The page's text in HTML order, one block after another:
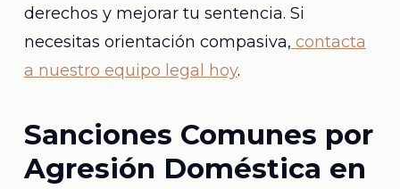
derechos y mejorar tu sentencia. Si
necesitas orientación compasiva, contacta
a nuestro equipo legal hoy.
Sanciones Comunes por
Agresión Doméstica en